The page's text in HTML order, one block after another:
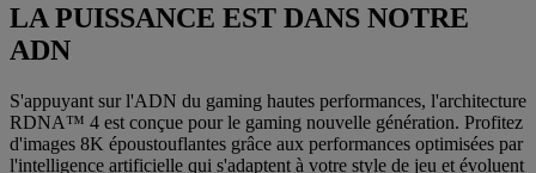
LA PUISSANCE EST DANS NOTRE
ADN
S'appuyant sur l'ADN du gaming hautes performances, l'architecture
RDNA™ 4 est conçue pour le gaming nouvelle génération. Profitez
d'images 8K époustouflantes grâce aux performances optimisées par
l'intelligence artificielle qui s'adaptent à votre style de jeu et évoluent